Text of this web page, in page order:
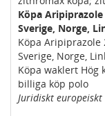
Köpa
Sverige, Norge,
Köpa Aripiprazole
Sverige, Norge,
Köpa waklert Hög
billiga köp polo
Juridiskt